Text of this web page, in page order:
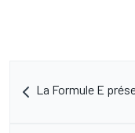
La Formule E